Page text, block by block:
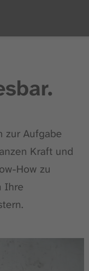
zur Aufgabe
Kraft und
How zu
Ihre